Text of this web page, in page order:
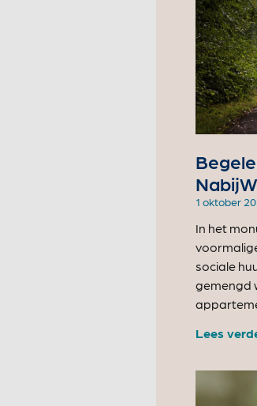
1 oktober
In het
sociale
gemengd
Lees